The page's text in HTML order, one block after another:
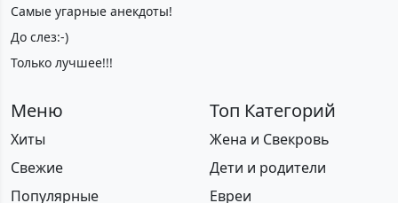
Самые угарные анекдоты!
До слез:-)
Только лучшее!!!
Меню
Хиты
Свежие
Популярные
Топ Категорий
Жена и Свекровь
Дети и родители
Евреи